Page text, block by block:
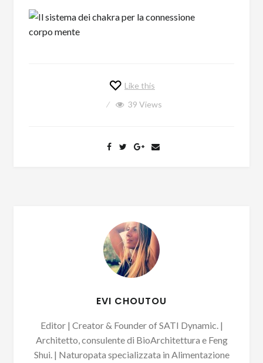
Like this
39Views
EVI CHOUTOU
Editor | Creator & Founder of SATI Dynamic. |
Architetto, consulente di BioArchitettura e Feng
Shui. | Naturopata specializzata in Alimentazione